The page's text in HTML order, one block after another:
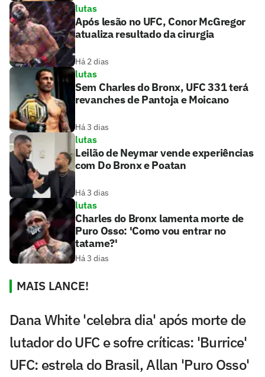
lutas
Após lesão no UFC, Conor McGregor
atualiza resultado da cirurgia
Há 2 dias
lutas
Sem Charles do Bronx, UFC 331 terá
revanches de Pantoja e Moicano
Há 3 dias
lutas
Leilão de Neymar vende experiências
com Do Bronx e Poatan
Há 3 dias
lutas
Charles do Bronx lamenta morte de
Puro Osso: 'Como vou entrar no
tatame?'
Há 3 dias
MAIS LANCE!
Dana White 'celebra dia' após morte de
lutador do UFC e sofre críticas: 'Burrice'
UFC: estrela do Brasil, Allan 'Puro Osso'